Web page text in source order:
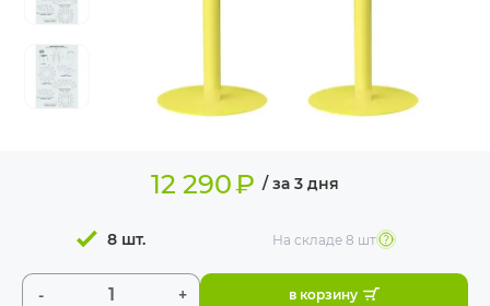
КОМФОРТА
ТЕХНИЧЕСКОЕ
ОБОРУДОВАНИЕ
12 290₽ / за 3 дня
- +
8 шт. На складе8 шт
в корзину